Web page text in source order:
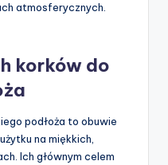
atmosferycznych.
korków do
podłoża to obuwie
na miękkich,
Ich głównym celem